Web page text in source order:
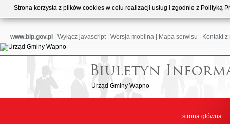
Strona korzysta z plików cookies w celu realizacji usług i zgodnie z
www.bip.gov.pl Wyłącz javascript| Wersja mobilna Mapa serwisu Kontakt
Urząd Gminy Wapno
strona główna